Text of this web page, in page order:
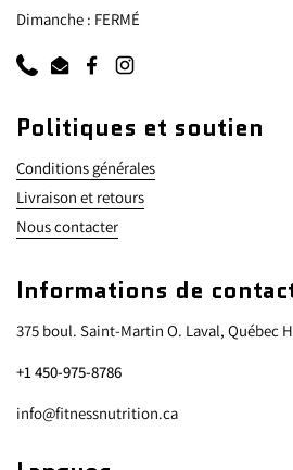
Dimanche : FERMÉ
Téléphone
CourrielFacebookInstagram
Politiques et soutien
Conditions générales
Livraison et retours
Nous contacter
Informations de
375 boul. Saint-Martin O. Laval, Québec
+1 450-975-8786
info@fitnessnutrition.ca